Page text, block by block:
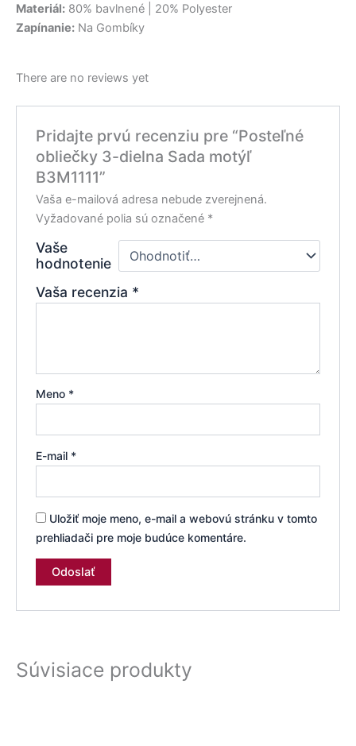
Materiál: 80% bavlnené | 20% Polyester
Zapínanie: Na Gombíky
There are no reviews yet
Pridajte prvú recenziu pre “Posteľné
obliečky 3-dielna Sada motýľ
B3M1111”
Vaša e-mailová adresa nebude zverejnená.
Vyžadované polia sú označené *
Vaše
hodnotenie
Vaša recenzia *
Meno *
E-mail *
Uložiť moje meno, e-mail a webovú stránku v tomto
prehliadači pre moje budúce komentáre.
Súvisiace produkty